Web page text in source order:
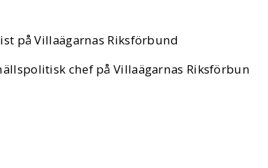
på Villaägarnas Riksförbund
chef på Villaägarnas Riksförbun